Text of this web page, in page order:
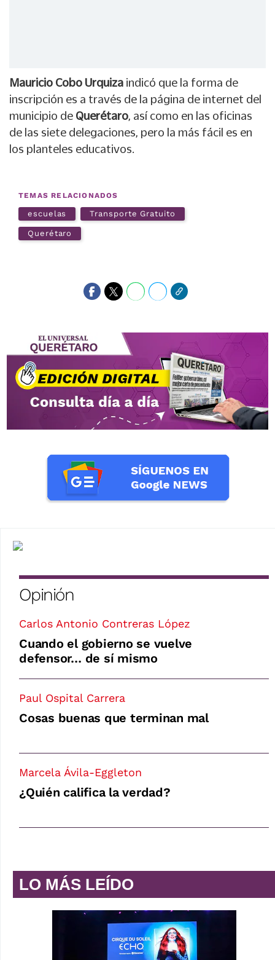
Mauricio Cobo Urquiza indicó que la forma de
inscripción es a través de la página de internet del
municipio de Querétaro, así como en las oficinas
de las siete delegaciones, pero la más fácil es en
los planteles educativos.
TEMAS RELACIONADOS
escuelas Transporte Gratuito
Querétaro
Opinión
Carlos Antonio Contreras López
Cuando el gobierno se vuelve
defensor… de sí mismo
Paul Ospital Carrera
Cosas buenas que terminan mal
Marcela Ávila-Eggleton
¿Quién califica la verdad?
LO MÁS LEÍDO